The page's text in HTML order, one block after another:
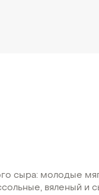
сыра: молодые
вяленый и